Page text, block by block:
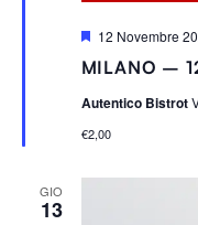
MILANO –
S
g
a
a
i
12 Novembre
Autentico Bistrot
€2,00
GIO
13